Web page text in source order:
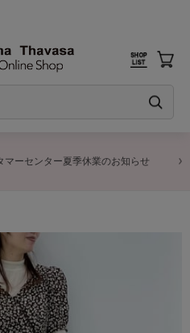
商品に関するお詫